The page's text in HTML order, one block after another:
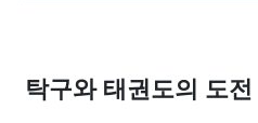
탁구와 태권도의 도전